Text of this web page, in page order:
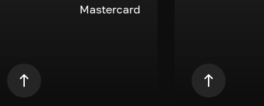
Mastercard